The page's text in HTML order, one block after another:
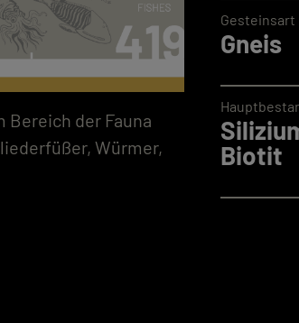
Bereich der Fauna
Würmer,
Gneis
Gesteinsart
Biotit